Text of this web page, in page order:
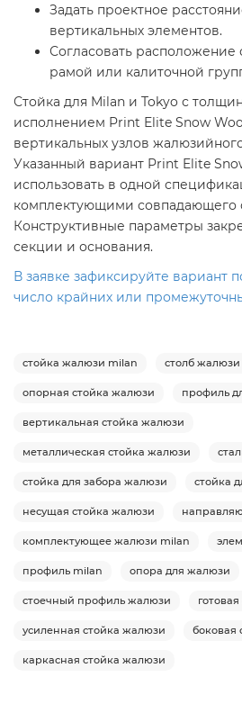
Задать проектное
вертикальных элементов.
Согласовать расположение
рамой или калиточной
Стойка для Milan и Tokyo с
исполнением Print Elite Snow
вертикальных узлов
Указанный вариант Print Elite
использовать в одной
комплектующими совпадающего
Конструктивные параметры
секции и основания.
В заявке зафиксируйте вариант
число крайних или
стойка жалюзи milan столб
опорная стойка жалюзи профиль
вертикальная стойка жалюзи
металлическая стойка жалюзи
стойка для забора жалюзи стойка
несущая стойка жалюзи
комплектующее жалюзи milan
профиль milan опора для жалюзи
стоечный профиль жалюзи
усиленная стойка жалюзи боковая
каркасная стойка жалюзи